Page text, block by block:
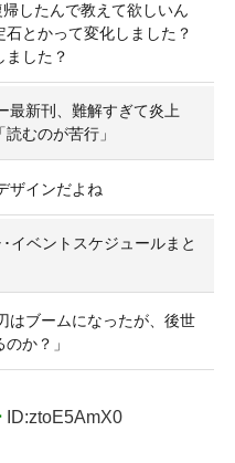
帰したんで教えて欲しいん
とかって変化しました？
ました？
最新刊、難解すぎて炎上
むのが苦行」
ザインだよね
イベントスケジュールまと
はブームになったが、後世
か？」
ID:ztoE5AmX0